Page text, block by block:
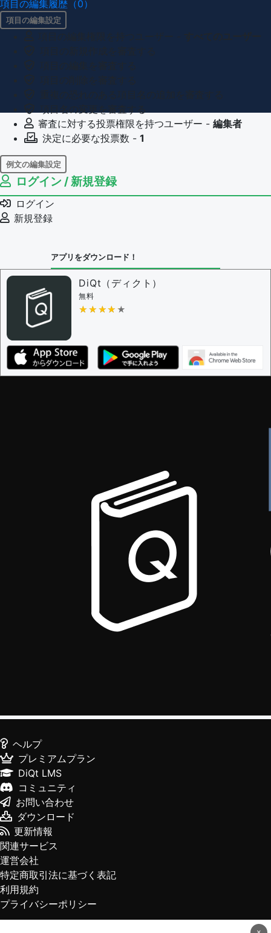
項目の編集履歴（0）
項目の編集設定
審査に対する投票権限を持つユーザー - 編集者
決定に必要な投票数 - 1
例文の編集設定
例文の編集権限を持つユーザー -
例文の削除を審査する
審査に対する投票権限を持つユーザー -
決定に必要な投票数 -
問題の編集権限を持つユーザー -すべてのユーザー
審査に対する投票権限を持つユーザー -
決定に必要な投票数 -
編集ガイドライン
ログイン / 新規登録
ログイン
新規登録
アプリをダウンロード！
DiQt（ディクト）
無料
★★★★★
★★★★★
ヘルプ
プレミアムプラン
DiQt LMS
コミュニティ
お問い合わせ
ダウンロード
更新情報
関連サービス
運営会社
特定商取引法に基づく表記
利用規約
プライバシーポリシー